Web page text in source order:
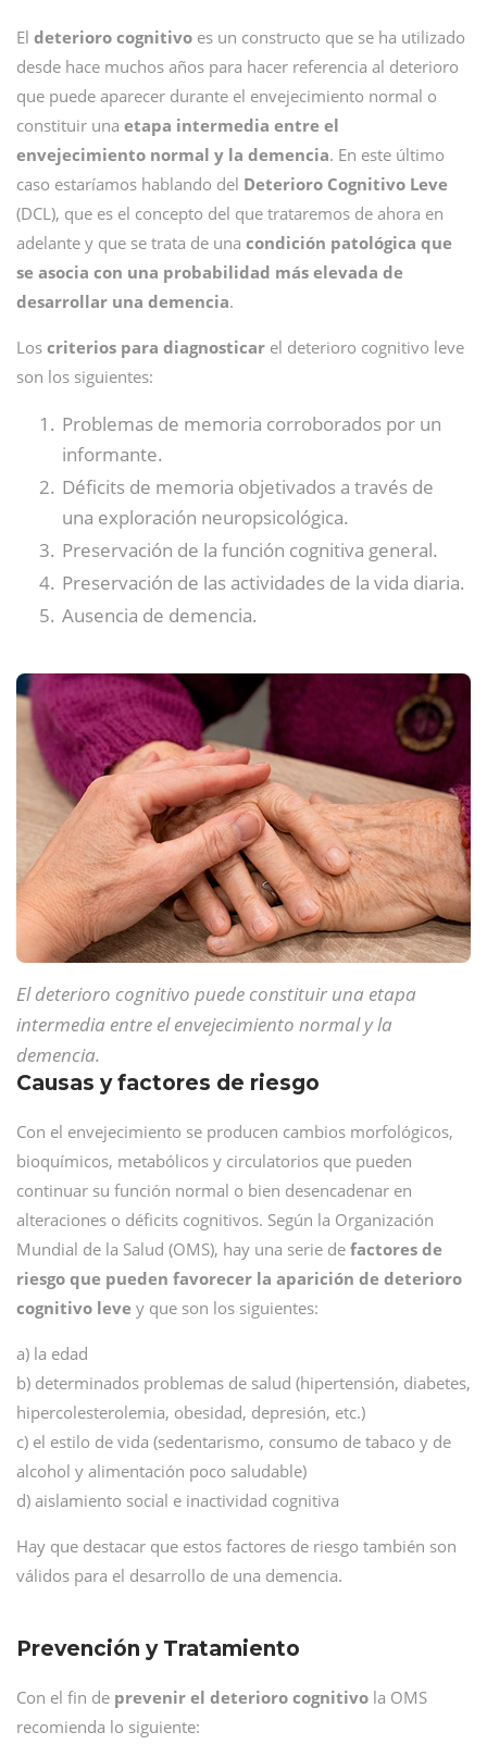
El deterioro cognitivo es un constructo que se ha utilizado
desde hace muchos años para hacer referencia al deterioro
que puede aparecer durante el envejecimiento normal o
constituir una etapa intermedia entre el
envejecimiento normal y la demencia. En este último
caso estaríamos hablando del Deterioro Cognitivo Leve
(DCL), que es el concepto del que trataremos de ahora en
adelante y que se trata de una condición patológica que
se asocia con una probabilidad más elevada de
desarrollar una demencia.
Los criterios para diagnosticar el deterioro cognitivo leve
son los siguientes:
Problemas de memoria corroborados por un
informante.
Déficits de memoria objetivados a través de
una exploración neuropsicológica.
Preservación de la función cognitiva general.
Preservación de las actividades de la vida diaria.
Ausencia de demencia.
El deterioro cognitivo puede constituir una etapa
intermedia entre el envejecimiento normal y la
demencia.
Causas y factores de riesgo
Con el envejecimiento se producen cambios morfológicos,
bioquímicos, metabólicos y circulatorios que pueden
continuar su función normal o bien desencadenar en
alteraciones o déficits cognitivos. Según la Organización
Mundial de la Salud (OMS), hay una serie de factores de
riesgo que pueden favorecer la aparición de deterioro
cognitivo leve y que son los siguientes:
a) la edad
b) determinados problemas de salud (hipertensión, diabetes,
hipercolesterolemia, obesidad, depresión, etc.)
c) el estilo de vida (sedentarismo, consumo de tabaco y de
alcohol y alimentación poco saludable)
d) aislamiento social e inactividad cognitiva
Hay que destacar que estos factores de riesgo también son
válidos para el desarrollo de una demencia.
Prevención y Tratamiento
Con el fin de prevenir el deterioro cognitivo la OMS
recomienda lo siguiente: